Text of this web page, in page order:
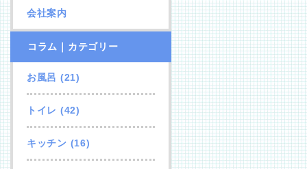
会社案内
コラム｜カテゴリー
お風呂 (21)
トイレ (42)
キッチン (16)